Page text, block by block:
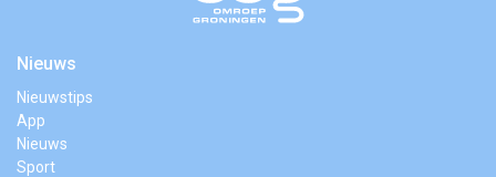
Nieuws
Nieuwstips
App
Nieuws
Sport